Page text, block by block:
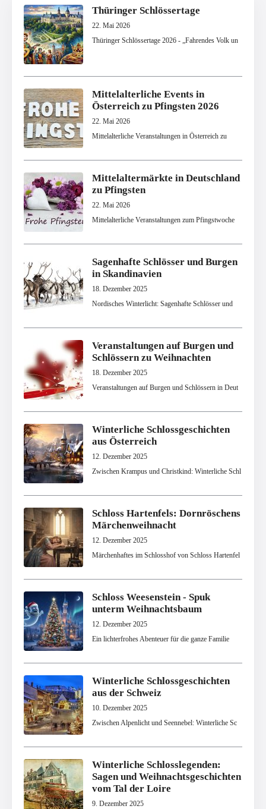
Thüringer Schlössertage
22. Mai 2026
Thüringer Schlössertage 2026 - „Fahrendes Volk un
Mittelalterliche Events in
Österreich zu Pfingsten 2026
22. Mai 2026
Mittelalterliche Veranstaltungen in Österreich zu
Mittelaltermärkte in Deutschland
zu Pfingsten
22. Mai 2026
Mittelalterliche Veranstaltungen zum Pfingstwoche
Sagenhafte Schlösser und Burgen
in Skandinavien
18. Dezember 2025
Nordisches Winterlicht: Sagenhafte Schlösser und
Veranstaltungen auf Burgen und
Schlössern zu Weihnachten
18. Dezember 2025
Veranstaltungen auf Burgen und Schlössern in Deut
Winterliche Schlossgeschichten
aus Österreich
12. Dezember 2025
Zwischen Krampus und Christkind: Winterliche Schl
Schloss Hartenfels: Dornröschens
Märchenweihnacht
12. Dezember 2025
Märchenhaftes im Schlosshof von Schloss Hartenfel
Schloss Weesenstein - Spuk
unterm Weihnachtsbaum
12. Dezember 2025
Ein lichterfrohes Abenteuer für die ganze Familie
Winterliche Schlossgeschichten
aus der Schweiz
10. Dezember 2025
Zwischen Alpenlicht und Seennebel: Winterliche Sc
Winterliche Schlosslegenden:
Sagen und Weihnachtsgeschichten
vom Tal der Loire
9. Dezember 2025